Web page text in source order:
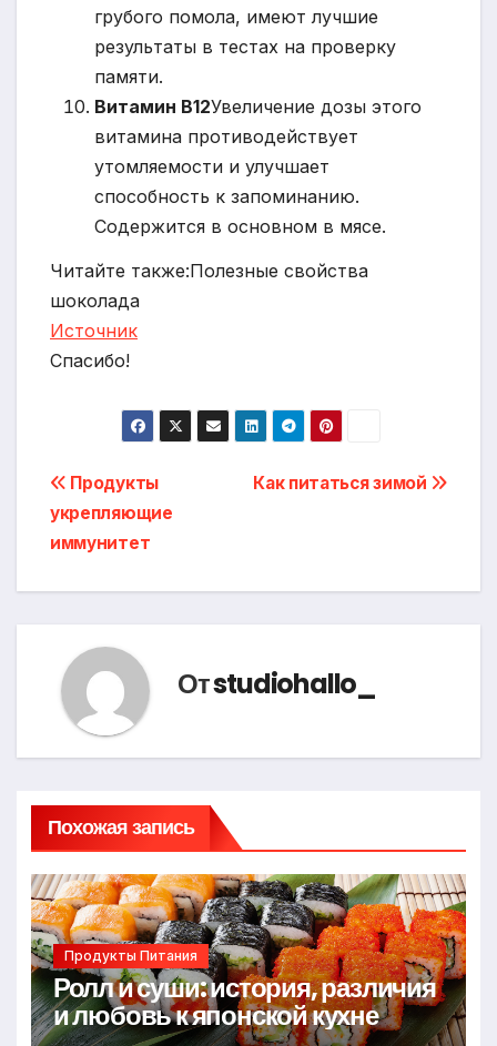
грубого помола, имеют лучшие
результаты в тестах на проверку
памяти.
Витамин B12Увеличение дозы этого
витамина противодействует
утомляемости и улучшает
способность к запоминанию.
Содержится в основном в мясе.
Читайте также:Полезные свойства
шоколада
Источник
Спасибо!
Навигация
по
записям
Как питаться зимой
Продукты
укрепляющие
иммунитет
Отstudiohallo_
Похожая запись
Продукты Питания
Ролл и суши: история, различия
и любовь к японской кухне